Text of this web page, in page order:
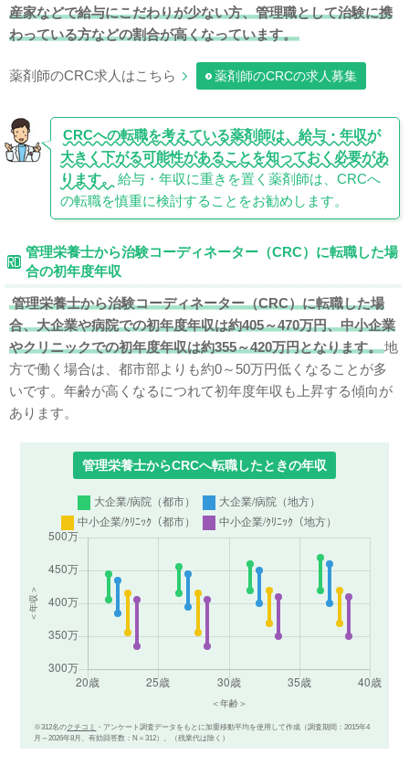
産家などで給与にこだわりが少ない方、管理職として治験に携
わっている方などの割合が高くなっています。
薬剤師のCRC求人はこちら 薬剤師のCRCの求人募集
CRCへの転職を考えている薬剤師は、給与・年収が
大きく下がる可能性があることを知っておく必要があ
ります。
給与・年収に重きを置く薬剤師は、CRCへ
の転職を慎重に検討することをお勧めします。
管理栄養士から治験コーディネーター（CRC）に転職した場
合の初年度年収
管理栄養士から治験コーディネーター（CRC）に転職した場
合、大企業や病院での初年度年収は約405～470万円、中小企業
やクリニックでの初年度年収は約355～420万円となります。地
方で働く場合は、都市部よりも約0～50万円低くなることが多
いです。年齢が高くなるにつれて初年度年収も上昇する傾向が
あります。
管理栄養士からCRCへ転職したときの年収
※312名のクチコミ ・アンケート調査データをもとに加重移動平均を使用して作成（調査期間：2015年4
月～2026年8月、有効回答数：N＝312）。（残業代は除く）